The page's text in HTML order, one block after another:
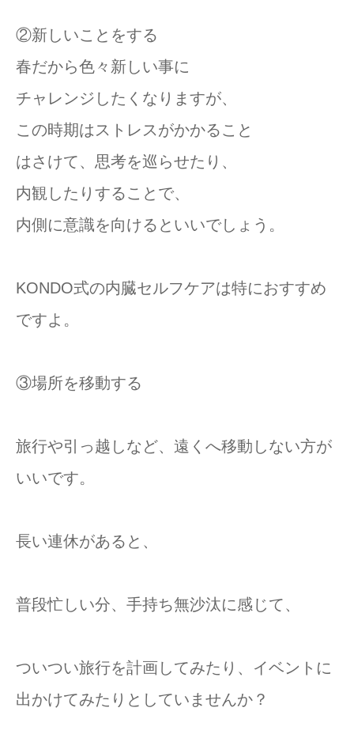
②新しいことをする
春だから色々新しい事に
チャレンジしたくなりますが、
この時期はストレスがかかること
はさけて、思考を巡らせたり、
内観したりすることで、
内側に意識を向けるといいでしょう。
KONDO式の内臓セルフケアは特におすすめ
ですよ。
③場所を移動する
旅行や引っ越しなど、遠くへ移動しない方が
いいです。
長い連休があると、
普段忙しい分、手持ち無沙汰に感じて、
ついつい旅行を計画してみたり、イベントに
出かけてみたりとしていませんか？